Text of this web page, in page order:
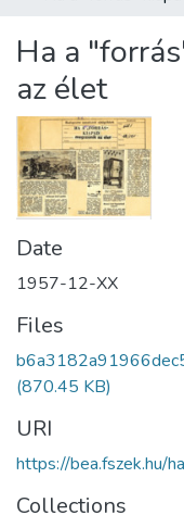
About us
Ha a
az élet
Date
1957-12-XX
Files
(870.45 KB)
URI
https://bea.fszek.hu/
Collections